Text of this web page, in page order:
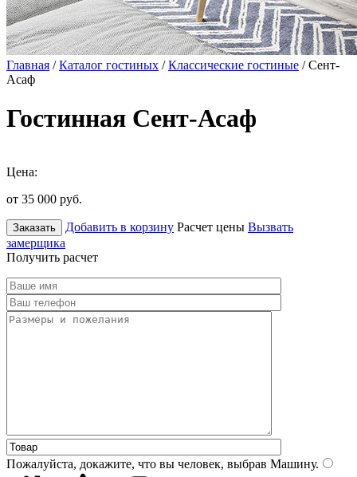
Главная /Каталог гостиных /Классические гостиные / Сент-
Асаф
Гостинная Сент-Асаф
Цена:
от 35 000 руб.
Заказать Добавить в корзину Расчет цены Вызвать
замерщика
Получить расчет
Пожалуйста, докажите, что вы человек, выбрав Машину.